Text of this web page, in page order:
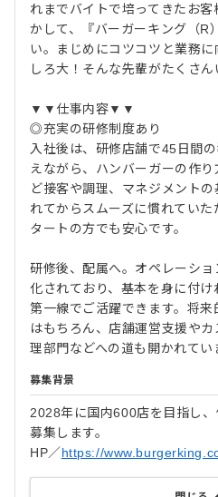
れまでバイトで培ってきたお
かして、『バーガーキング（R
い。まじめにコツコツと業務
しろ大！そんな先輩がたくさん
▼▼仕事内容▼▼
◎充実の研修制度あり
入社後は、研修店舗で45日間
えながら、ハンバーガーの作
ど接客や調理、マネジメント
れてからスムーズに慣れてい
タートの方でも安心です。
研修後、配属へ。オペレーシ
化されており、基本を身に付
第一線でご活躍できます。将
はもちろん、店舗運営支援や
理部門などへの道も開かれてい
募集背景
2028年に国内600店を目指し
募集します。
HP／https://